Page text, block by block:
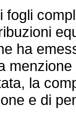
ha
la
e di